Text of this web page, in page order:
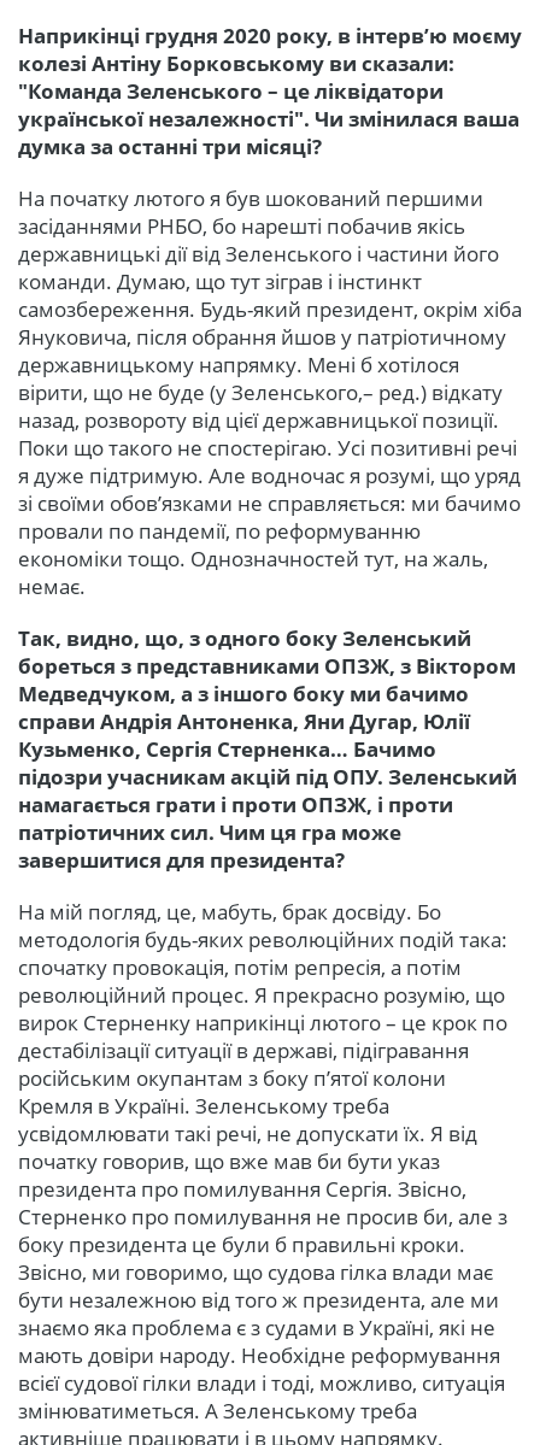
Наприкінці грудня 2020 року, в інтерв’ю моєму
колезі Антіну Борковському ви сказали:
"Команда Зеленського – це ліквідатори
української незалежності". Чи змінилася ваша
думка за останні три місяці?
На початку лютого я був шокований першими
засіданнями РНБО, бо нарешті побачив якісь
державницькі дії від Зеленського і частини його
команди. Думаю, що тут зіграв і інстинкт
самозбереження. Будь-який президент, окрім хіба
Януковича, після обрання йшов у патріотичному
державницькому напрямку. Мені б хотілося
вірити, що не буде (у Зеленського,– ред.) відкату
назад, розвороту від цієї державницької позиції.
Поки що такого не спостерігаю. Усі позитивні речі
я дуже підтримую. Але водночас я розумі, що уряд
зі своїми обов’язками не справляється: ми бачимо
провали по пандемії, по реформуванню
економіки тощо. Однозначностей тут, на жаль,
немає.
Так, видно, що, з одного боку Зеленський
бореться з представниками ОПЗЖ, з Віктором
Медведчуком, а з іншого боку ми бачимо
справи Андрія Антоненка, Яни Дугар, Юлії
Кузьменко, Сергія Стерненка… Бачимо
підозри учасникам акцій під ОПУ. Зеленський
намагається грати і проти ОПЗЖ, і проти
патріотичних сил. Чим ця гра може
завершитися для президента?
На мій погляд, це, мабуть, брак досвіду. Бо
методологія будь-яких революційних подій така:
спочатку провокація, потім репресія, а потім
революційний процес. Я прекрасно розумію, що
вирок Стерненку наприкінці лютого – це крок по
дестабілізації ситуації в державі, підігравання
російським окупантам з боку п’ятої колони
Кремля в Україні. Зеленському треба
усвідомлювати такі речі, не допускати їх. Я від
початку говорив, що вже мав би бути указ
президента про помилування Сергія. Звісно,
Стерненко про помилування не просив би, але з
боку президента це були б правильні кроки.
Звісно, ми говоримо, що судова гілка влади має
бути незалежною від того ж президента, але ми
знаємо яка проблема є з судами в Україні, які не
мають довіри народу. Необхідне реформування
всієї судової гілки влади і тоді, можливо, ситуація
змінюватиметься. А Зеленському треба
активніше працювати і в цьому напрямку.